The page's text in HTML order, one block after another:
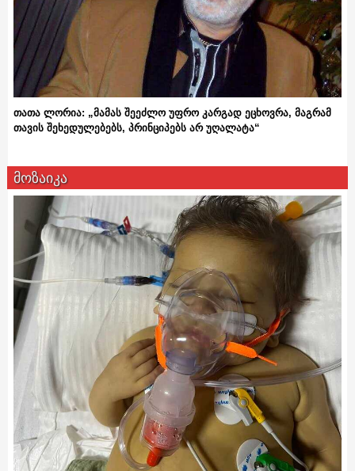
თათა ლორია: „მამას შეეძლო უფრო კარგად ეცხოვრა, მაგრამ
თავის შეხედულებებს, პრინციპებს არ უღალატა“
მოზაიკა